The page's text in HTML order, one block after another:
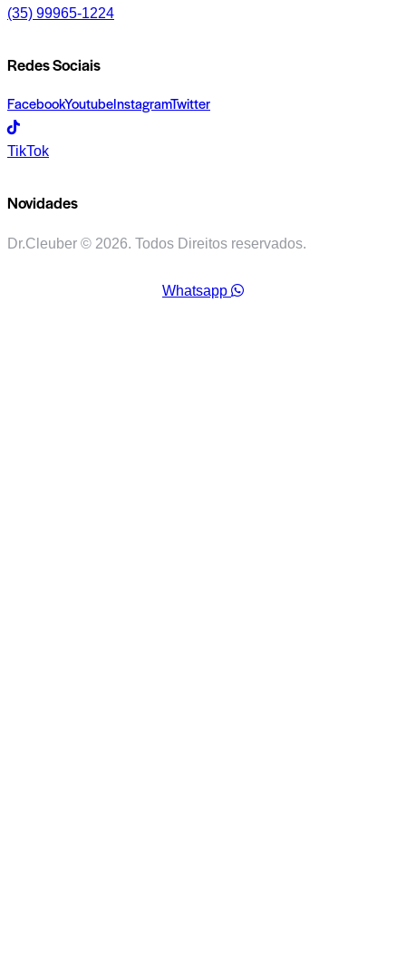
(35) 99965-1224
Redes Sociais
FacebookYoutubeInstagramTwitter
TikTok
Novidades
Dr.Cleuber © 2026. Todos Direitos reservados.
Whatsapp